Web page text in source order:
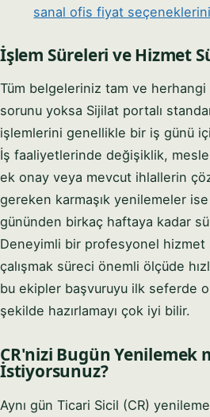
sanal ofis fiyat seçeneklerini
İşlem Süreleri ve Hizmet
Tüm belgeleriniz tam ve herhangi
sorunu yoksa Sijilat portalı
işlemlerini genellikle bir iş günü
İş faaliyetlerinde değişiklik,
ek onay veya mevcut ihlallerin
gereken karmaşık yenilemeler
gününden birkaç haftaya kadar
Deneyimli bir profesyonel hizmet
çalışmak süreci önemli ölçüde
bu ekipler başvuruyu ilk seferde
şekilde hazırlamayı çok iyi bilir.
CR'nizi Bugün Yenilemek
İstiyorsunuz?
Aynı gün Ticari Sicil (CR)